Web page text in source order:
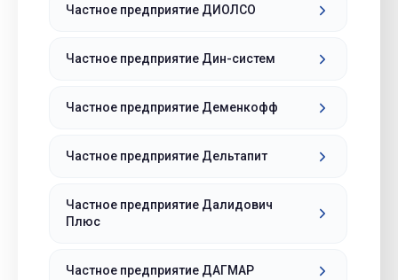
Частное предприятие ДИОЛСО
Частное предприятие Дин-систем
Частное предприятие Деменкофф
Частное предприятие Дельтапит
Частное предприятие Далидович
Плюс
Частное предприятие ДАГМАР